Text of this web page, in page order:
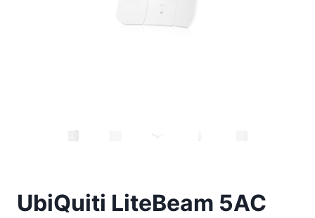
UbiQuiti LiteBeam 5AC